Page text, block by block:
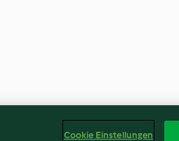
Cookie Einstellungen